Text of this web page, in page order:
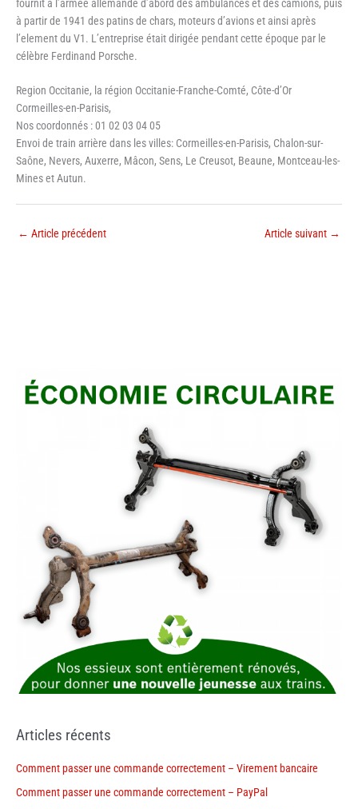
fournit à l’armée allemande d’abord des ambulances et des camions, puis
à partir de 1941 des patins de chars, moteurs d’avions et ainsi après
l’element du V1. L’entreprise était dirigée pendant cette époque par le
célèbre Ferdinand Porsche.
Region Occitanie, la région Occitanie-Franche-Comté, Côte-d’Or
Cormeilles-en-Parisis,
Nos coordonnés : 01 02 03 04 05
Envoi de train arrière dans les villes: Cormeilles-en-Parisis, Chalon-sur-
Saône, Nevers, Auxerre, Mâcon, Sens, Le Creusot, Beaune, Montceau-les-
Mines et Autun.
← Article précédent Article suivant →
Articles récents
Comment passer une commande correctement – Virement bancaire
Comment passer une commande correctement – PayPal